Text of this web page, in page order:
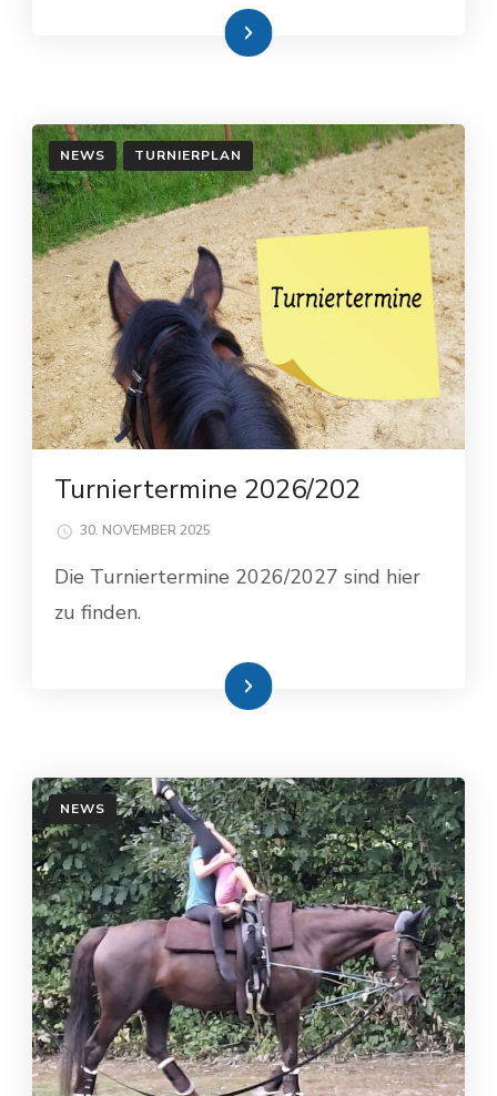
Weiterlesen
NEWS TURNIERPLAN
Turniertermine 2026/202
30. NOVEMBER 2025
Die Turniertermine 2026/2027 sind hier
zu finden.
Weiterlesen
NEWS